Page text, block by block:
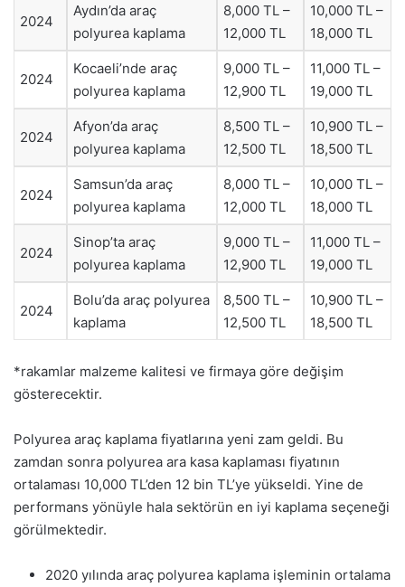
2024
Aydın’da araç
polyurea kaplama
8,000 TL –
12,000 TL
10,000 TL –
18,000 TL
2024
Kocaeli’nde araç
polyurea kaplama
9,000 TL –
12,900 TL
11,000 TL –
19,000 TL
2024
Afyon’da araç
polyurea kaplama
8,500 TL –
12,500 TL
10,900 TL –
18,500 TL
2024
Samsun’da araç
polyurea kaplama
8,000 TL –
12,000 TL
10,000 TL –
18,000 TL
2024
Sinop’ta araç
polyurea kaplama
9,000 TL –
12,900 TL
11,000 TL –
19,000 TL
2024
Bolu’da araç polyurea
kaplama
8,500 TL –
12,500 TL
10,900 TL –
18,500 TL
*rakamlar malzeme kalitesi ve firmaya göre değişim
gösterecektir.
Polyurea araç kaplama fiyatlarına yeni zam geldi. Bu
zamdan sonra polyurea ara kasa kaplaması fiyatının
ortalaması 10,000 TL’den 12 bin TL’ye yükseldi. Yine de
performans yönüyle hala sektörün en iyi kaplama seçeneği
görülmektedir.
2020 yılında araç polyurea kaplama işleminin ortalama